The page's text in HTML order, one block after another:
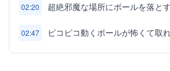
02:20 超絶邪魔な場所にボールを落とす
02:47 ピコピコ動くボールが怖くて取